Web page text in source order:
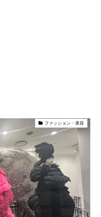
ファッション・美容